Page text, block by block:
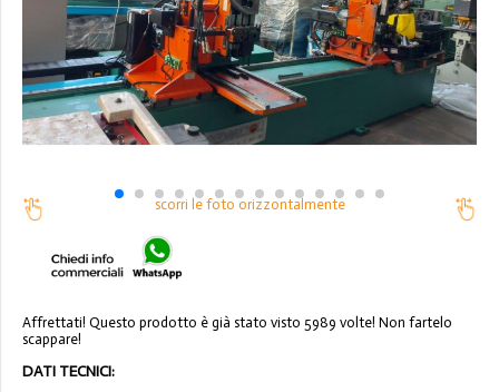
scorri le foto orizzontalmente
Affrettati! Questo prodotto è già stato visto 5989 volte! Non fartelo
scappare!
DATI TECNICI: